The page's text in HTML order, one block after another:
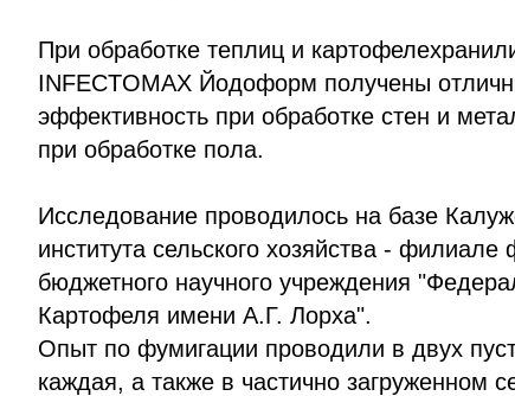
При обработке теплиц и
INFECTOMAX Йодоформ получены
эффективность при обработке стен и
при обработке пола.
Исследование проводилось на базе
института сельского хозяйства - филиале
бюджетного научного учреждения
Картофеля имени А.Г. Лорха".
Опыт по фумигации проводили в двух
каждая, а также в частично